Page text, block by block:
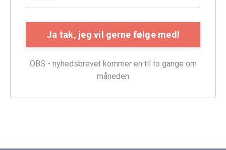
OBS - nyhedsbrevet kommer en til to gange om
måneden